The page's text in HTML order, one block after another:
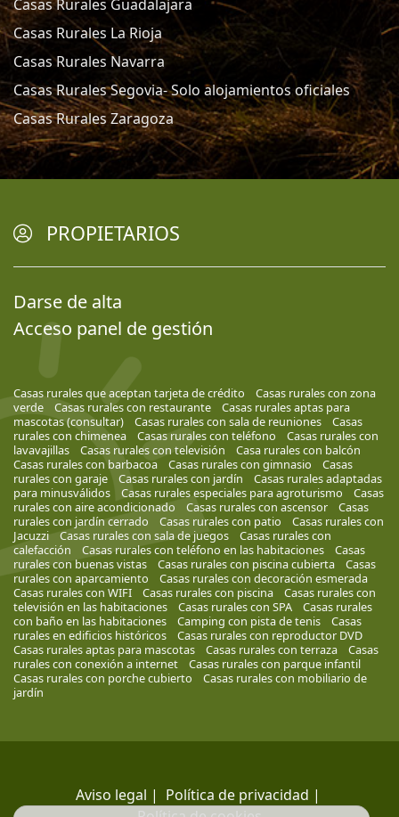
Casas Rurales Guadalajara
Casas Rurales La Rioja
Casas Rurales Navarra
Casas Rurales Segovia- Solo alojamientos oficiales
Casas Rurales Zaragoza
PROPIETARIOS
Darse de alta
Acceso panel de gestión
Casas rurales que aceptan tarjeta de crédito
Casas rurales con zona
verde
Casas rurales con restaurante
Casas rurales aptas para
mascotas (consultar)
Casas rurales con sala de reuniones
Casas
rurales con chimenea
Casas rurales con teléfono
Casas rurales con
lavavajillas
Casas rurales con televisión
Casa rurales con balcón
Casas rurales con barbacoa
Casas rurales con gimnasio
Casas
rurales con garaje
Casas rurales con jardín
Casas rurales adaptadas
para minusválidos
Casas rurales especiales para agroturismo
Casas
rurales con aire acondicionado
Casas rurales con ascensor
Casas
rurales con jardín cerrado
Casas rurales con patio
Casas rurales con
Jacuzzi
Casas rurales con sala de juegos
Casas rurales con
calefacción
Casas rurales con teléfono en las habitaciones
Casas
rurales con buenas vistas
Casas rurales con piscina cubierta
Casas
rurales con aparcamiento
Casas rurales con decoración esmerada
Casas rurales con WIFI
Casas rurales con piscina
Casas rurales con
televisión en las habitaciones
Casas rurales con SPA
Casas rurales
con baño en las habitaciones
Camping con pista de tenis
Casas
rurales en edificios históricos
Casas rurales con reproductor DVD
Casas rurales aptas para mascotas
Casas rurales con terraza
Casas
rurales con conexión a internet
Casas rurales con parque infantil
Casas rurales con porche cubierto
Casas rurales con mobiliario de
jardín
Aviso legal | Política de privacidad |